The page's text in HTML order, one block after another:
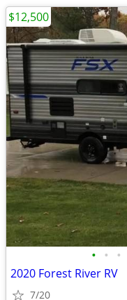
• • •
2020 Forest River RV
7/20
$12,500